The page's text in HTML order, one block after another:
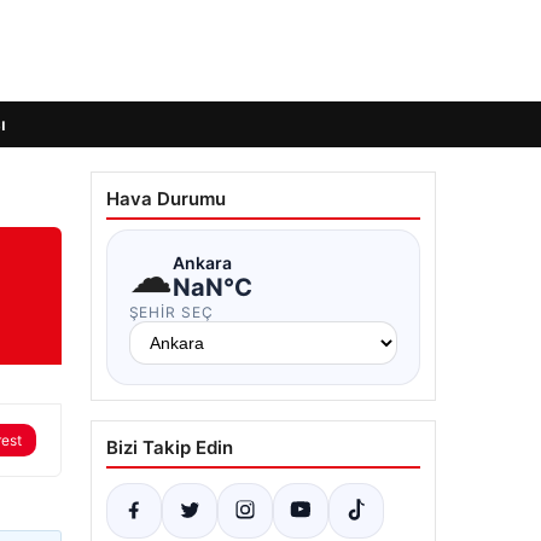
Hava Durumu
☁Ankara
NaN°C
ŞEHIR SEÇ
Bizi Takip Edin